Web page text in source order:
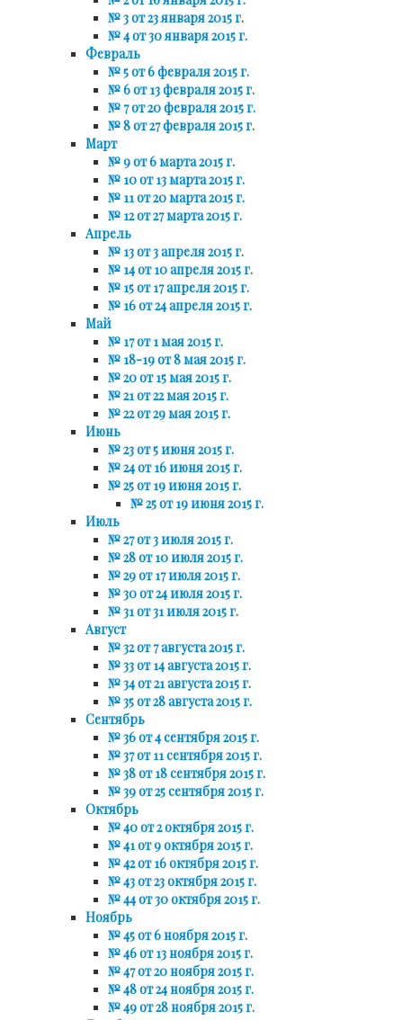
№ 3 от 23 января 2015 г.
№ 4 от 30 января 2015 г.
Февраль
№ 5 от 6 февраля 2015 г.
№ 6 от 13 февраля 2015 г.
№ 7 от 20 февраля 2015 г.
№ 8 от 27 февраля 2015 г.
Март
№ 9 от 6 марта 2015 г.
№ 10 от 13 марта 2015 г.
№ 11 от 20 марта 2015 г.
№ 12 от 27 марта 2015 г.
Апрель
№ 13 от 3 апреля 2015 г.
№ 14 от 10 апреля 2015 г.
№ 15 от 17 апреля 2015 г.
№ 16 от 24 апреля 2015 г.
Май
№ 17 от 1 мая 2015 г.
№ 18-19 от 8 мая 2015 г.
№ 20 от 15 мая 2015 г.
№ 21 от 22 мая 2015 г.
№ 22 от 29 мая 2015 г.
Июнь
№ 23 от 5 июня 2015 г.
№ 24 от 16 июня 2015 г.
№ 25 от 19 июня 2015 г.
№ 25 от 19 июня 2015 г.
Июль
№ 27 от 3 июля 2015 г.
№ 28 от 10 июля 2015 г.
№ 29 от 17 июля 2015 г.
№ 30 от 24 июля 2015 г.
№ 31 от 31 июля 2015 г.
Август
№ 32 от 7 августа 2015 г.
№ 33 от 14 августа 2015 г.
№ 34 от 21 августа 2015 г.
№ 35 от 28 августа 2015 г.
Сентябрь
№ 36 от 4 сентября 2015 г.
№ 37 от 11 сентября 2015 г.
№ 38 от 18 сентября 2015 г.
№ 39 от 25 сентября 2015 г.
Октябрь
№ 40 от 2 октября 2015 г.
№ 41 от 9 октября 2015 г.
№ 42 от 16 октября 2015 г.
№ 43 от 23 октября 2015 г.
№ 44 от 30 октября 2015 г.
Ноябрь
№ 45 от 6 ноября 2015 г.
№ 46 от 13 ноября 2015 г.
№ 47 от 20 ноября 2015 г.
№ 48 от 24 ноября 2015 г.
№ 49 от 28 ноября 2015 г.